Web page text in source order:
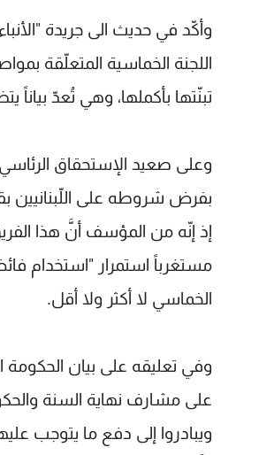
وأكّد في حديث الى جريدة
اللجنة الخماسية المتعلّقة
تبنّتها بأكملها، وهي تُعدّ
وعلى صعيد الإستحقاق
بفرض شروطه على اللّبنانيين
إذ إنّه من المؤسف أنَّ هذا
مستغرباً استمرار "استخدام
الخماسي لا أكثر ولا أقل.
على مشارف نهاية السنة
ويبادروا إلى دفع ما يتوجب